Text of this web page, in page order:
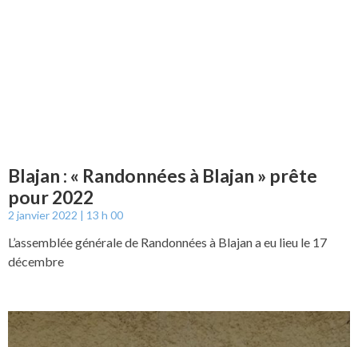
Blajan : « Randonnées à Blajan » prête
pour 2022
2 janvier 2022 13 h 00
L’assemblée générale de Randonnées à Blajan a eu lieu le 17
décembre